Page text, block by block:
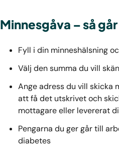
Minnesgåva – så
Fyll i din minneshälsning
Välj den summa du vill
Ange adress du vill skicka
att få det utskrivet och
mottagare eller levererat
Pengarna du ger går till
diabetes